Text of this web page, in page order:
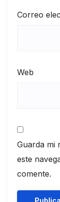
Correo
Web
Guarda mi
este
comente.